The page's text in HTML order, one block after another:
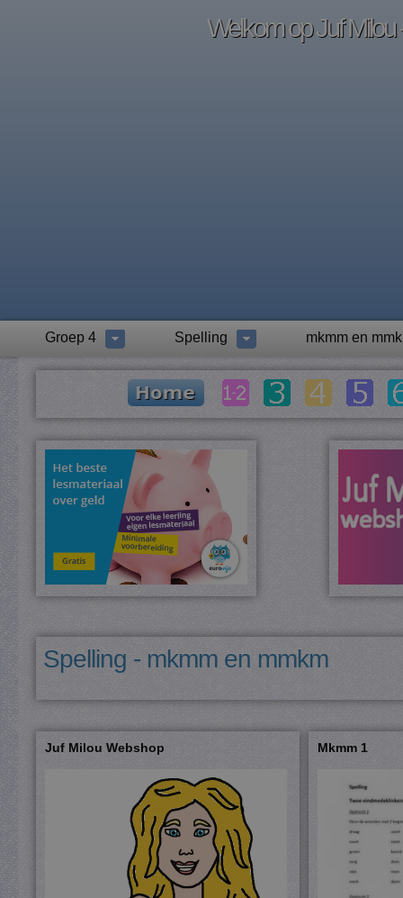
Welkom op Juf Milou
Groep 4 Spelling mkmm en
Spelling - mkmm en mmkm
Juf Milou Webshop Mkmm 1